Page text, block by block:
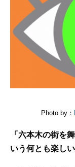
Photo by：
「六本木の街を
いう何とも楽し